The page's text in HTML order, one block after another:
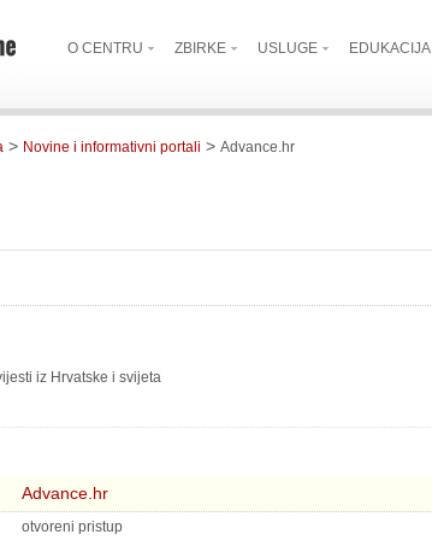
O CENTRU ZBIRKE USLUGE EDUKACIJA
> Novine i informativni portali > Advance.hr
iz Hrvatske i svijeta
Advance.hr
otvoreni pristup